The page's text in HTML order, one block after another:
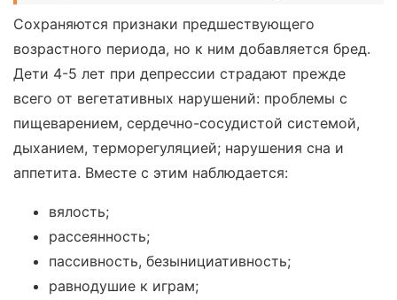
Сохраняются признаки предшествующего
возрастного периода, но к ним добавляется бред.
Дети 4-5 лет при депрессии страдают прежде
всего от вегетативных нарушений: проблемы с
пищеварением, сердечно-сосудистой системой,
дыханием, терморегуляцией; нарушения сна и
аппетита. Вместе с этим наблюдается:
вялость;
рассеянность;
пассивность, безынициативность;
равнодушие к играм;